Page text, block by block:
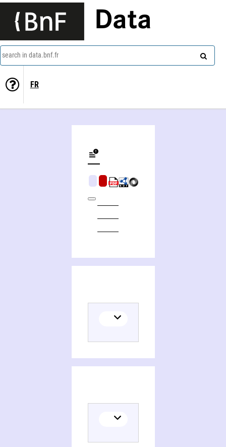
Data
search in data.bnf.fr
FR